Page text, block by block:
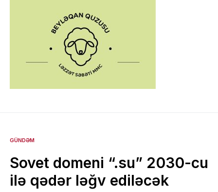
GÜNDƏM
Sovet domeni “.su” 2030-cu
ilə qədər ləğv ediləcək